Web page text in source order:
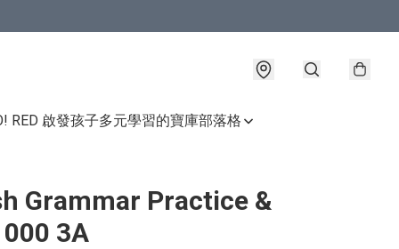
RED 啟發孩子多元學習的寶庫部落格
Grammar Practice &
3A